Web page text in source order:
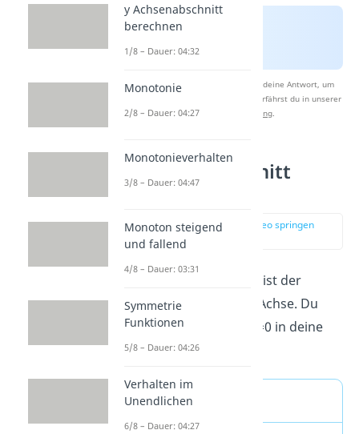
Nach Beantwortung speichern wir deine Antwort, um
Studyflix zu verbessern. Mehr dazu erfährst du in unserer
Datenschutzerklärung.
y-Achsenabschnitt
berechnen
zur Stelle im Video springen
(00:49)
ist der
Schnittpunkt mit der y-Achse. Du
findest ihn, indem du x=0 in deine
Funktion einsetzt.
Ansatz
y Achsenabschnitt
berechnen
1/8 – Dauer: 04:32
Monotonie
2/8 – Dauer: 04:27
Monotonieverhalten
3/8 – Dauer: 04:47
Monoton steigend
und fallend
4/8 – Dauer: 03:31
Symmetrie
Funktionen
5/8 – Dauer: 04:26
Verhalten im
Unendlichen
6/8 – Dauer: 04:27